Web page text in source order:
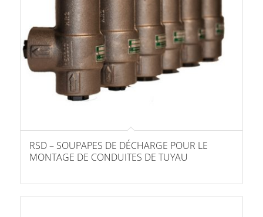
RSD – SOUPAPES DE DÉCHARGE POUR LE
MONTAGE DE CONDUITES DE TUYAU